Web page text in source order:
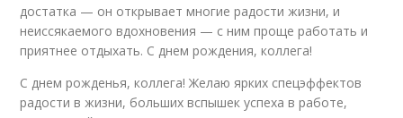
достатка — он открывает многие радости жизни, и
неиссякаемого вдохновения — с ним проще работать и
приятнее отдыхать. С днем рождения, коллега!
С днем рожденья, коллега! Желаю ярких спецэффектов
радости в жизни, больших вспышек успеха в работе,